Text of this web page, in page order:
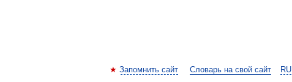
RU
Запомнить сайт Словарь на свой сайт